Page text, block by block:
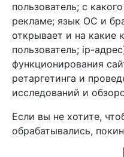
Арбен текстиль г.
1-й Советский д.25,
Мы в соц. сетях
2026
пользователь; с
рекламе; язык ОС и
открывает и на какие
пользователь; ip-
функционирования
ретаргетинга и
исследований и
Если вы не хотите,
обрабатывались,